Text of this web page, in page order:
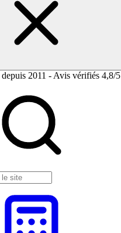
2011 - Avis vérifiés 4,8/5